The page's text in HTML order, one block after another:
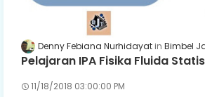
Denny Febiana Nurhidayat Bimbel
Pelajaran IPA Fisika Fluida Statis
11/18/2018 03:00:00 PM